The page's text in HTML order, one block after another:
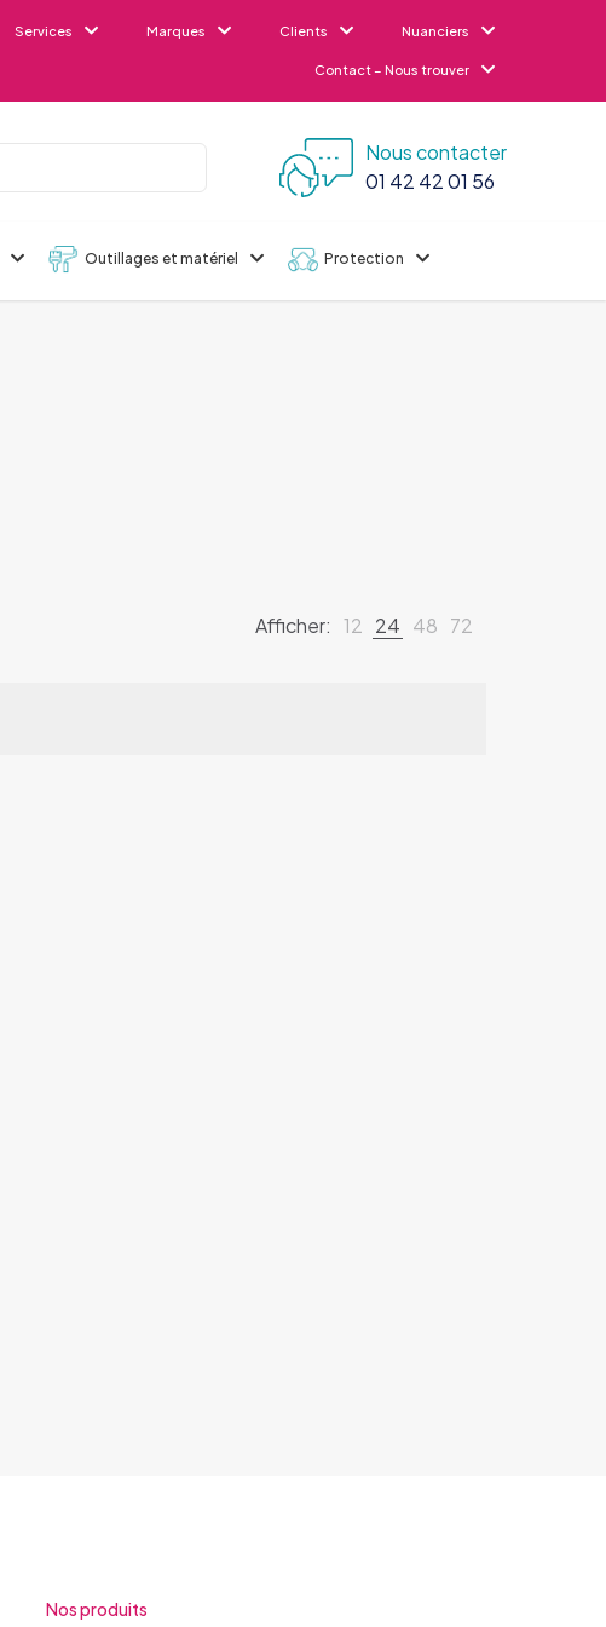
Services Marques Clients Nuanciers
Contact – Nous trouver
Nous contacter
01 42 42 01 56
Outillages et matériel Protection
Afficher: 12 24 48 72
Nos produits